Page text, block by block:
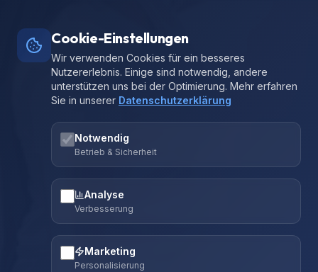
Cookie-Einstellungen
Wir verwenden Cookies für ein besseres
Nutzererlebnis. Einige sind notwendig, andere
unterstützen uns bei der Optimierung. Mehr erfahren
Sie in unserer Datenschutzerklärung
Notwendig
Betrieb & Sicherheit
Analyse
Verbesserung
Marketing
Personalisierung